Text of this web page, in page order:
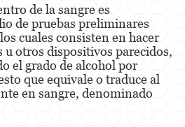
Vehicular
Auto
Blanco
de la sangre es
de pruebas preliminares
cuales consisten en hacer
u otros dispositivos parecidos,
el grado de alcohol por
que equivale o traduce al
en sangre, denominado